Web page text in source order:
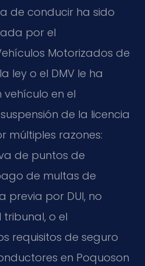
de conducir ha sido
por el
Motorizados de
ley o el DMV le ha
en el
de la licencia
múltiples razones:
de puntos de
de multas de
previa por DUI, no
o el
requisitos de seguro
en Poquoson